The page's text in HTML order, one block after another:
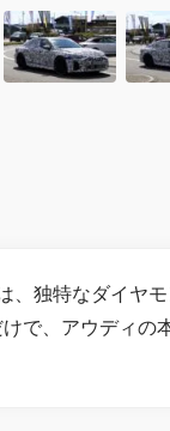
、独特なダイヤモ
で、アウディの